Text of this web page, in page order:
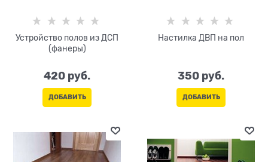
Устройство полов из ДСП
(фанеры)
420 руб.
ДОБАВИТЬ
Настилка ДВП на пол
350 руб.
ДОБАВИТЬ